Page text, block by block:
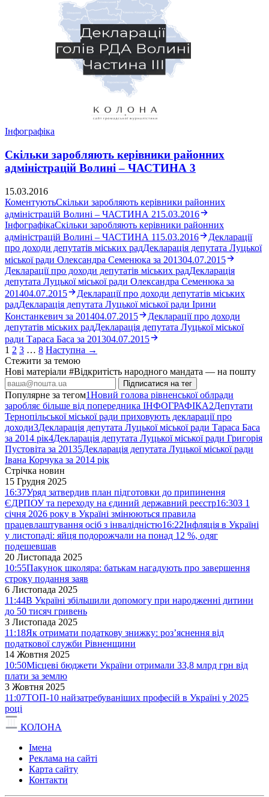
Інфографіка
Скільки заробляють керівники районних
адміністрацій Волині – ЧАСТИНА 3
15.03.2016
КоментуютьСкільки заробляють керівники районних
адміністрацій Волині – ЧАСТИНА 215.03.2016
ІнфографікаСкільки заробляють керівники районних
адміністрацій Волині – ЧАСТИНА 115.03.2016
Декларації
про доходи депутатів міських радДекларація депутата Луцької
міської ради Олександра Семенюка за 201304.07.2015
Декларації про доходи депутатів міських радДекларація
депутата Луцької міської ради Олександра Семенюка за
201404.07.2015
Декларації про доходи депутатів міських
радДекларація депутата Луцької міської ради Ірини
Констанкевич за 201404.07.2015
Декларації про доходи
депутатів міських радДекларація депутата Луцької міської
ради Тараса Баса за 201304.07.2015
1 2 3 … 8 Наступна →
Стежити за темою
Нові матеріали #Відкритість народного мандата — на пошту
Підписатися на тег
Популярне за тегом1Новий голова рівненської облради
заробляє більше від попередника ІНФОГРАФІКА2Депутати
Тернопільської міської ради приховують декларації про
доходи3Декларація депутата Луцької міської ради Тараса Баса
за 2014 рік4Декларація депутата Луцької міської ради Григорія
Пустовіта за 20135Декларація депутата Луцької міської ради
Івана Корчука за 2014 рік
Стрічка новин
15 Грудня 2025
16:37Уряд затвердив план підготовки до припинення
ЄДРПОУ та переходу на єдиний державний реєстр16:30З 1
січня 2026 року в Україні змінюються правила
працевлаштування осіб з інвалідністю16:22Інфляція в Україні
у листопаді: яйця подорожчали на понад 12 %, одяг
подешевшав
20 Листопада 2025
10:55Пакунок школяра: батькам нагадують про завершення
строку подання заяв
6 Листопада 2025
11:44В Україні збільшили допомогу при народженні дитини
до 50 тисяч гривень
3 Листопада 2025
11:18Як отримати податкову знижку: роз’яснення від
податкової служби Рівненщини
14 Жовтня 2025
10:50Місцеві бюджети України отримали 33,8 млрд грн від
плати за землю
3 Жовтня 2025
11:07ТОП-10 найзатребуваніших професій в Україні у 2025
році
КОЛОНА
Імена
Реклама на сайті
Карта сайту
Контакти